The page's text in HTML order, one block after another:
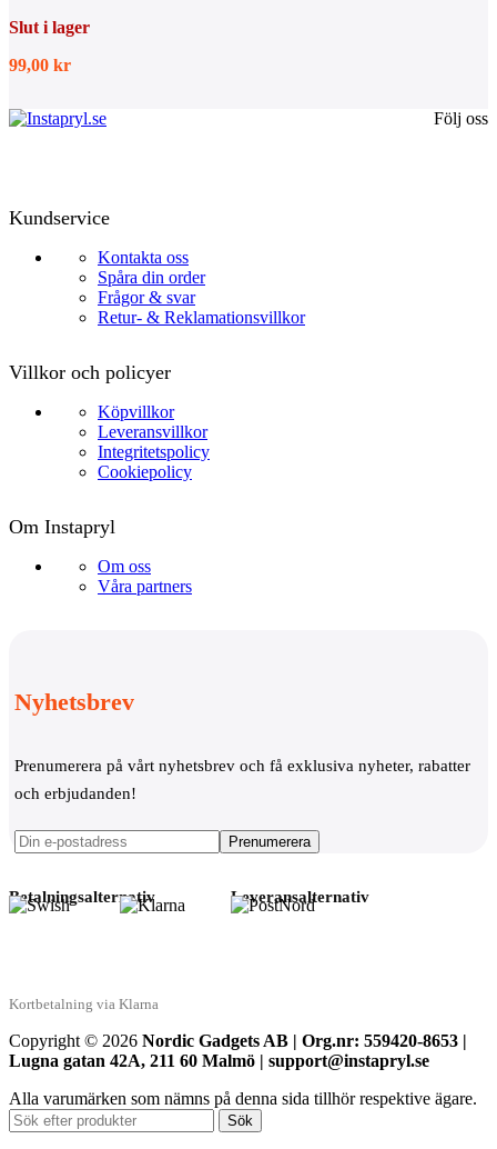
Slut i lager
99,00 kr
Följ oss
Kundservice
Kontakta oss
Spåra din order
Frågor & svar
Retur- & Reklamationsvillkor
Villkor och policyer
Köpvillkor
Leveransvillkor
Integritetspolicy
Cookiepolicy
Om Instapryl
Om oss
Våra partners
Nyhetsbrev
Prenumerera på vårt nyhetsbrev och få exklusiva nyheter, rabatter
och erbjudanden!
Betalningsalternativ
Kortbetalning via Klarna
Leveransalternativ
Copyright © 2026 Nordic Gadgets AB | Org.nr: 559420-8653 |
Lugna gatan 42A, 211 60 Malmö | support@instapryl.se
Alla varumärken som nämns på denna sida tillhör respektive ägare.
Sök